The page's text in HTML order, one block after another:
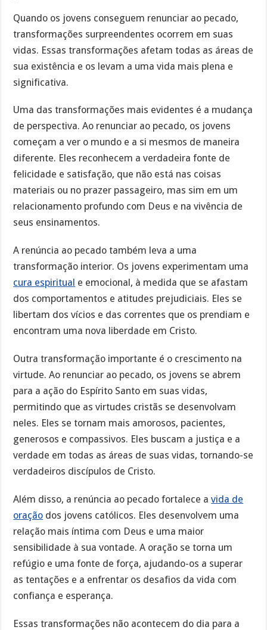
Quando os jovens conseguem renunciar ao pecado,
transformações surpreendentes ocorrem em suas
vidas. Essas transformações afetam todas as áreas de
sua existência e os levam a uma vida mais plena e
significativa.
Uma das transformações mais evidentes é a mudança
de perspectiva. Ao renunciar ao pecado, os jovens
começam a ver o mundo e a si mesmos de maneira
diferente. Eles reconhecem a verdadeira fonte de
felicidade e satisfação, que não está nas coisas
materiais ou no prazer passageiro, mas sim em um
relacionamento profundo com Deus e na vivência de
seus ensinamentos.
A renúncia ao pecado também leva a uma
transformação interior. Os jovens experimentam uma
cura espiritual e emocional, à medida que se afastam
dos comportamentos e atitudes prejudiciais. Eles se
libertam dos vícios e das correntes que os prendiam e
encontram uma nova liberdade em Cristo.
Outra transformação importante é o crescimento na
virtude. Ao renunciar ao pecado, os jovens se abrem
para a ação do Espírito Santo em suas vidas,
permitindo que as virtudes cristãs se desenvolvam
neles. Eles se tornam mais amorosos, pacientes,
generosos e compassivos. Eles buscam a justiça e a
verdade em todas as áreas de suas vidas, tornando-se
verdadeiros discípulos de Cristo.
Além disso, a renúncia ao pecado fortalece avida de
oração dos jovens católicos. Eles desenvolvem uma
relação mais íntima com Deus e uma maior
sensibilidade à sua vontade. A oração se torna um
refúgio e uma fonte de força, ajudando-os a superar
as tentações e a enfrentar os desafios da vida com
confiança e esperança.
Essas transformações não acontecem do dia para a